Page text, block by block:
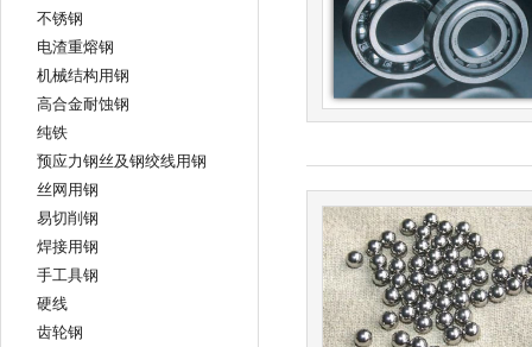
不锈钢
电渣重熔钢
机械结构用钢
高合金耐蚀钢
纯铁
预应力钢丝及钢绞线用钢
丝网用钢
易切削钢
焊接用钢
手工具钢
硬线
齿轮钢